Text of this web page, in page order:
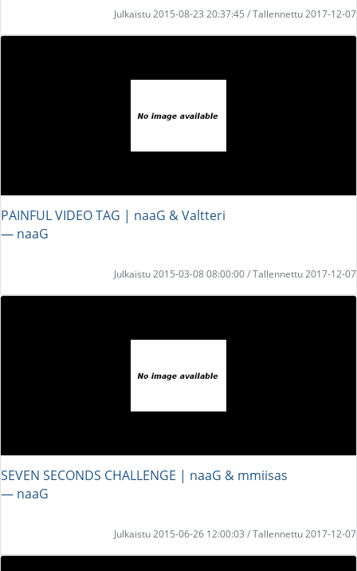
Julkaistu 2015-08-23 20:37:45 / Tallennettu 2017-12-07
PAINFUL VIDEO TAG | naaG & Valtteri
― naaG
Julkaistu 2015-03-08 08:00:00 / Tallennettu 2017-12-07
SEVEN SECONDS CHALLENGE | naaG & mmiisas
― naaG
Julkaistu 2015-06-26 12:00:03 / Tallennettu 2017-12-07